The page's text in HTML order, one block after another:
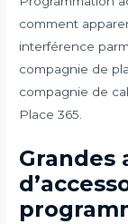
comment
interférence
compagnie de
compagnie de
Place 365.
Grandes